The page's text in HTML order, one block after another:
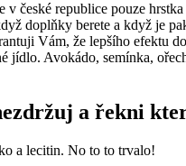
v české republice pouze
doplňky berete a když je
Vám, že lepšího efektu
jídlo. Avokádo, semínka,
a řekni
a lecitin. No to to trvalo!